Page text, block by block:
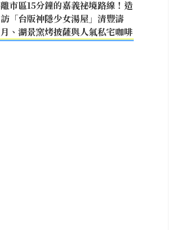
離市區15分鐘的嘉義祕境路線！造
訪「台版神隱少女湯屋」清豐濤
月、湖景窯烤披薩與人氣私宅咖啡